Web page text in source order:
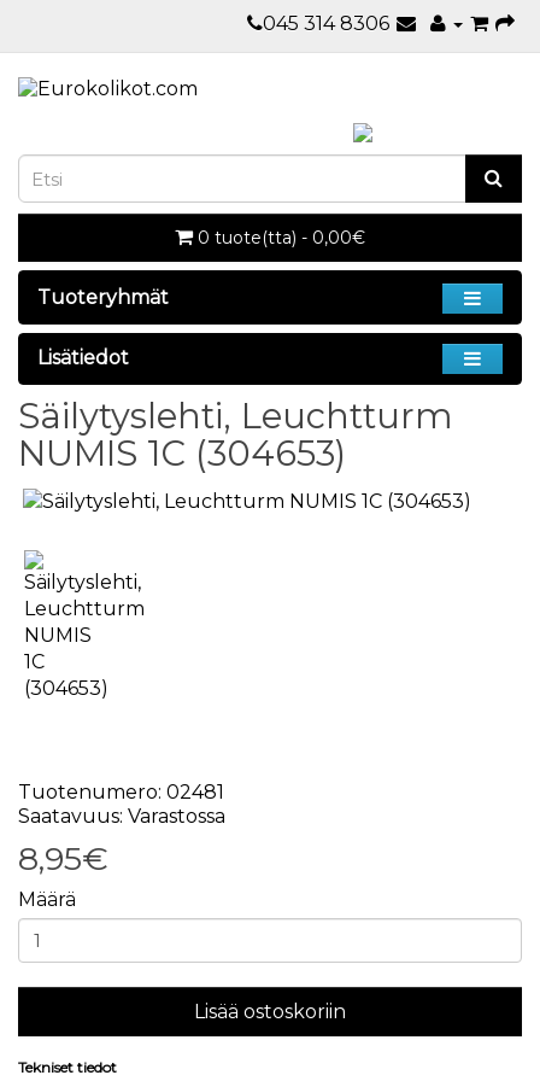
045 314 8306
0 tuote(tta) - 0,00€
Tuoteryhmät
Lisätiedot
Säilytyslehti, Leuchtturm
NUMIS 1C (304653)
Tuotenumero: 02481
Saatavuus: Varastossa
8,95€
Määrä
Lisää ostoskoriin
Tekniset tiedot